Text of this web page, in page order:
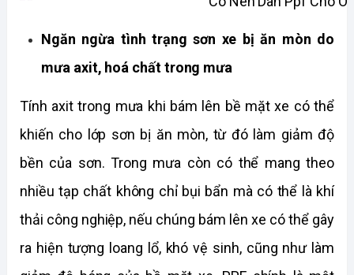
Ngăn ngừa tình trạng sơn xe bị ăn mòn do
mưa axit, hoá chất trong mưa
Tính axit trong mưa khi bám lên bề mặt xe có thể
khiến cho lớp sơn bị ăn mòn, từ đó làm giảm độ
bền của sơn. Trong mưa còn có thể mang theo
nhiều tạp chất không chỉ bụi bẩn mà có thể là khí
thải công nghiệp, nếu chúng bám lên xe có thể gây
ra hiện tượng loang lổ, khó vệ sinh, cũng như làm